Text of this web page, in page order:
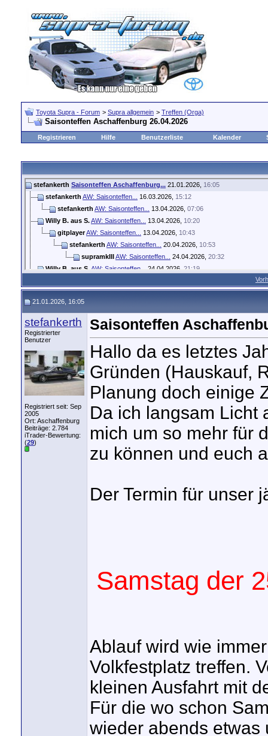
Toyota Supra - Forum > Supra allgemein > Treffen (Orga)
Saisonteffen Aschaffenburg 26.04.2026
Registrieren Hilfe Benutzerliste Kalender
stefankerth Saisonteffen Aschaffenburg... 21.01.2026, 16:05
stefankerth AW: Saisonteffen... 16.03.2026, 15:12
stefankerth AW: Saisonteffen... 13.04.2026, 07:06
Willy B. aus S.AW: Saisonteffen... 13.04.2026, 10:20
gitplayerAW: Saisonteffen... 13.04.2026, 10:43
stefankerth AW: Saisonteffen... 20.04.2026, 10:53
supramkIIIAW: Saisonteffen... 24.04.2026, 20:32
Willy B. aus S. AW: Saisonteffen... 24.04.2026, 21:19
21.01.2026, 16:05
stefankerth
Registrierter
Benutzer
Registriert seit: Sep
2005
Ort: Aschaffenburg
Beiträge: 2.784
iTrader-Bewertung:
(29)
Saisonteffen
Hallo da es letztes
Gründen (Hauskauf,
Planung doch einige
Da ich langsam Licht
mich um so mehr für
zu können und euch
Der Termin für unser
Samstag der
Ablauf wird wie
Volkfestplatz treffen.
kleinen Ausfahrt mit
Für die wo schon
wieder abends etwas